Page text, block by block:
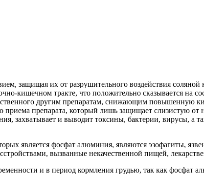
защищая их от разрушительного воздействия
кишечном тракте, что положительно сказывается на
другим препаратам, снижающим повышенную
приема препарата, который лишь защищает слизистую от
захватывает и выводит токсины, бактерии, вирусы, а
является фосфат алюминия, являются эзофагиты,
вызванные некачественной пищей,
и в период кормления грудью, так как фосфат